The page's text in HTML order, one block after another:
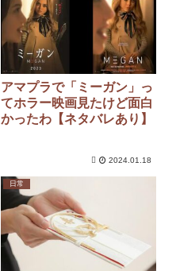
アマプラで「ミーガン」っ
てホラー映画見たけど面白
かったわ【ネタバレあり】
2024.01.18
日常